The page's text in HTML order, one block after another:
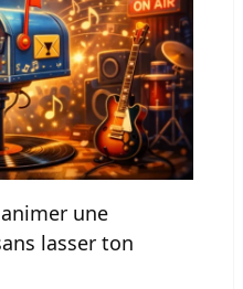
une
lasser ton